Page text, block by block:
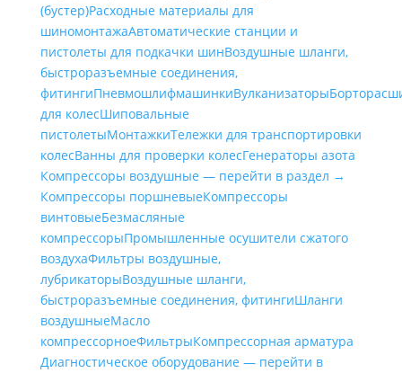
(бустер)Расходные материалы для
шиномонтажаАвтоматические станции и
пистолеты для подкачки шинВоздушные шланги,
быстроразъемные соединения,
фитингиПневмошлифмашинкиВулканизаторы
для колесШиповальные
пистолетыМонтажкиТележки для транспортировки
колесВанны для проверки колесГенераторы азота
Компрессоры воздушные — перейти в раздел →
Компрессоры поршневыеКомпрессоры
винтовыеБезмасляные
компрессорыПромышленные осушители сжатого
воздухаФильтры воздушные,
лубрикаторыВоздушные шланги,
быстроразъемные соединения, фитингиШланги
воздушныеМасло
компрессорноеФильтрыКомпрессорная арматура
Диагностическое оборудование — перейти в